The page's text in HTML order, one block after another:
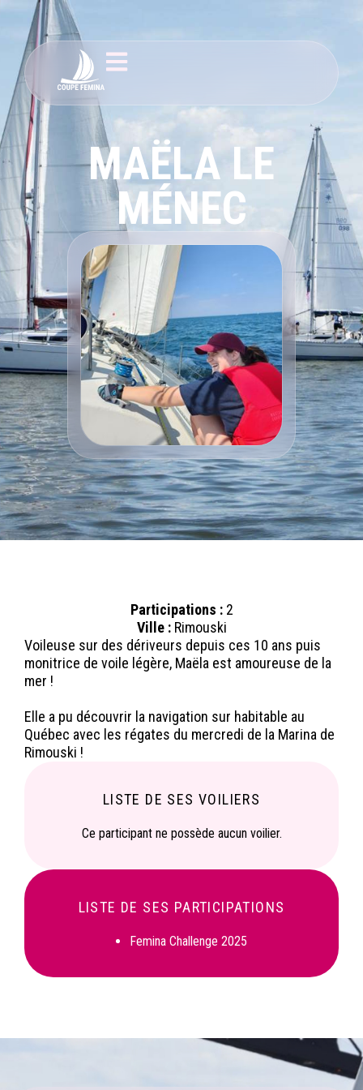
MAËLA LE
MÉNEC
Participations : 2
Ville : Rimouski
Voileuse sur des dériveurs depuis ces 10 ans puis
monitrice de voile légère, Maëla est amoureuse de la
mer !
Elle a pu découvrir la navigation sur habitable au
Québec avec les régates du mercredi de la Marina de
Rimouski !
LISTE DE SES VOILIERS
Ce participant ne possède aucun voilier.
LISTE DE SES PARTICIPATIONS
Femina Challenge 2025